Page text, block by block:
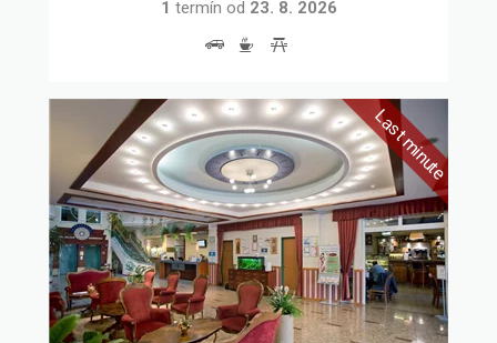
1 termín od 23. 8. 2026